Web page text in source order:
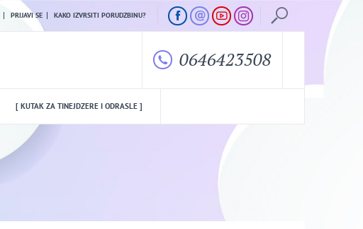
PRIJAVI SE KAKO IZVRSITI PORUDZBINU?
0646423508
[ KUTAK ZA TINEJDZERE I ODRASLE ]